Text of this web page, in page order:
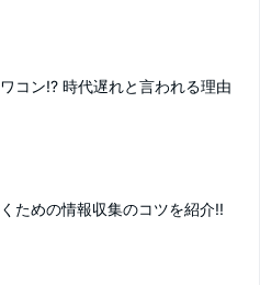
コン!? 時代遅れと言われる理由
ための情報収集のコツを紹介!!